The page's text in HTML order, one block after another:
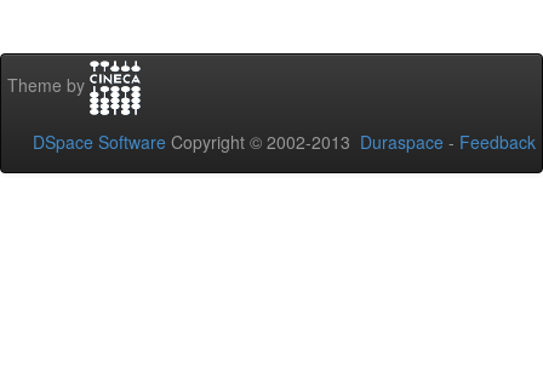
Theme by
DSpace Software Copyright © 2002-2013 Duraspace - Feedback